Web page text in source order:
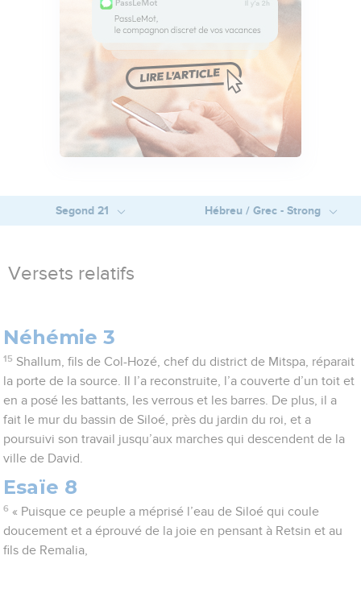
Segond 21 Hébreu / Grec - Strong
Versets relatifs
Néhémie 3
15 Shallum, fils de Col-Hozé, chef du district de Mitspa, réparait
la porte de la source. Il l’a reconstruite, l’a couverte d’un toit et
en a posé les battants, les verrous et les barres. De plus, il a
fait le mur du bassin de Siloé, près du jardin du roi, et a
poursuivi son travail jusqu’aux marches qui descendent de la
ville de David.
Esaïe 8
6 « Puisque ce peuple a méprisé l’eau de Siloé qui coule
doucement et a éprouvé de la joie en pensant à Retsin et au
fils de Remalia,